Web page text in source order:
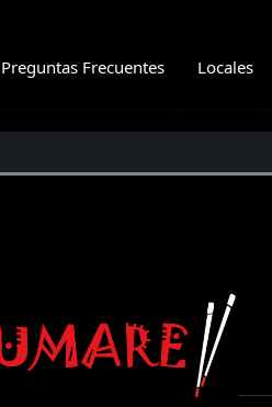
Preguntas Frecuentes Locales